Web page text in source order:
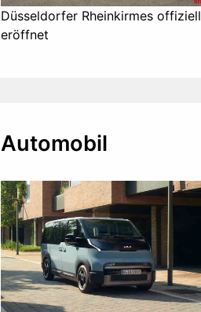
Düsseldorfer Rheinkirmes offiziell
eröffnet
Automobil